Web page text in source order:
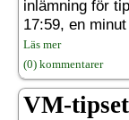
inlämning för
17:59, en
Läs mer
(0) kommentarer
VM-tipset